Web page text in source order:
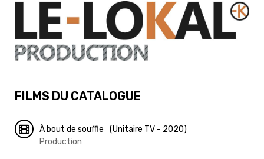
FILMS DU CATALOGUE
À bout de souffle
(Unitaire TV - 2020)
Production